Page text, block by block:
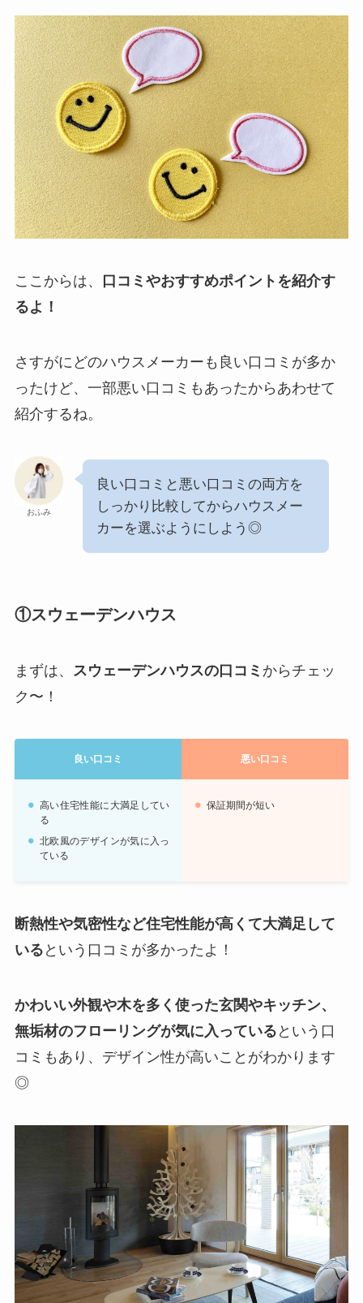
ここからは、
口コミやおすすめポイントを紹介す
るよ！
さすがにどのハウスメーカーも良い口コミが多か
ったけど、一部悪い口コミもあったからあわせて
紹介するね。
おふみ
良い口コミと悪い口コミの両方を
しっかり比較してからハウスメー
カーを選ぶようにしよう◎
①スウェーデンハウス
まずは、 スウェーデンハウスの口コミ からチェッ
ク〜！
良い口コミ 悪い口コミ
高い住宅性能に大満足してい
る
北欧風のデザインが気に入っ
ている
保証期間が短い
断熱性や気密性など住宅性能が高くて大満足して
いる という口コミが多かったよ！
かわいい外観や木を多く使った玄関やキッチン、
無垢材のフローリングが気に入っている という口
コミもあり、デザイン性が高いことがわかります
◎